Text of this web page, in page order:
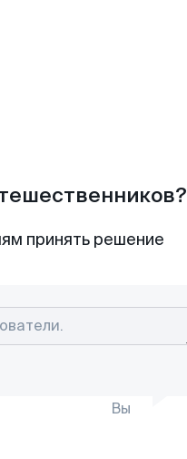
принять решение
Вы